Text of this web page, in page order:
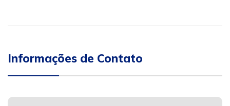
Informações de Contato